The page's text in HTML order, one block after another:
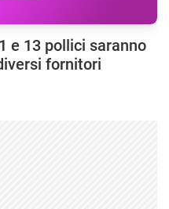
e 13 pollici saranno
fornitori